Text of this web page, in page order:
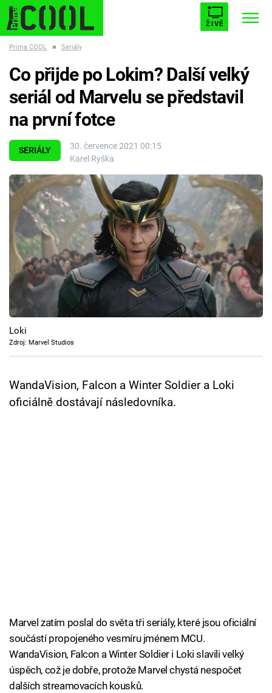
ŽIVĚ
ESCAPE PLNEJ KOTEL AVENGERS 5
Témata
Filmy
Seriály
Hry
Cool Esport
Pořady
TV Program
Prima COOL ■ Seriály
SERIÁLY
30. července 2021 00:15
Karel Ryška
Co přijde po Lokim? Další velký
seriál od Marvelu se představil
na první fotce
Loki
Zdroj: Marvel Studios
WandaVision, Falcon a Winter Soldier a Loki
oficiálně dostávají následovníka.
Marvel zatím poslal do světa tři seriály, které jsou oficiální
součástí propojeného vesmíru jménem MCU.
WandaVision, Falcon a Winter Soldier i Loki slavili velký
úspěch, což je dobře, protože Marvel chystá nespočet
dalších streamovacích kousků.